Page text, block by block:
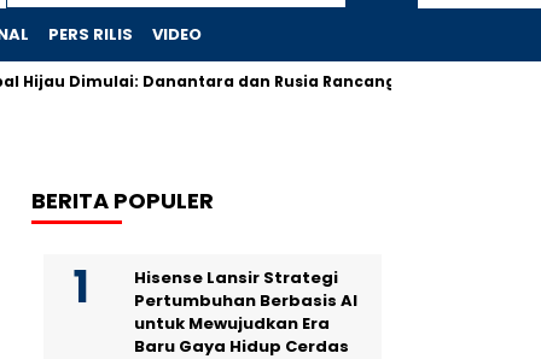
PERS RILIS VIDEO
Danantara dan Rusia Rancang Galangan Bersih
BERITA POPULER
Hisense Lansir Strategi
Pertumbuhan Berbasis AI
untuk Mewujudkan Era
Baru Gaya Hidup Cerdas